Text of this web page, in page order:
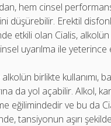
hem cinsel
düşürebilir. Erektil
etkili olan Cialis, alkolün
uyarılma ile yeterince
birlikte kullanımı,
da yol açabilir. Alkol,
eğilimindedir ve bu da
tansiyonun aşırı